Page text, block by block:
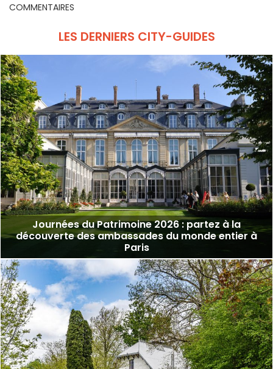
COMMENTAIRES
LES DERNIERS CITY-GUIDES
Journées du Patrimoine 2026 : partez à la
découverte des ambassades du monde entier à
Paris